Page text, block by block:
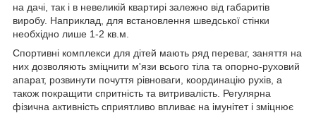
на дачі, так і в невеликій квартирі залежно від габаритів
виробу. Наприклад, для встановлення шведської стінки
необхідно лише 1-2 кв.м.
Спортивні комплекси для дітей мають ряд переваг, заняття на
них дозволяють зміцнити м'язи всього тіла та опорно-руховий
апарат, розвинути почуття рівноваги, координацію рухів, а
також покращити спритність та витривалість. Регулярна
фізична активність сприятливо впливає на імунітет і зміцнює